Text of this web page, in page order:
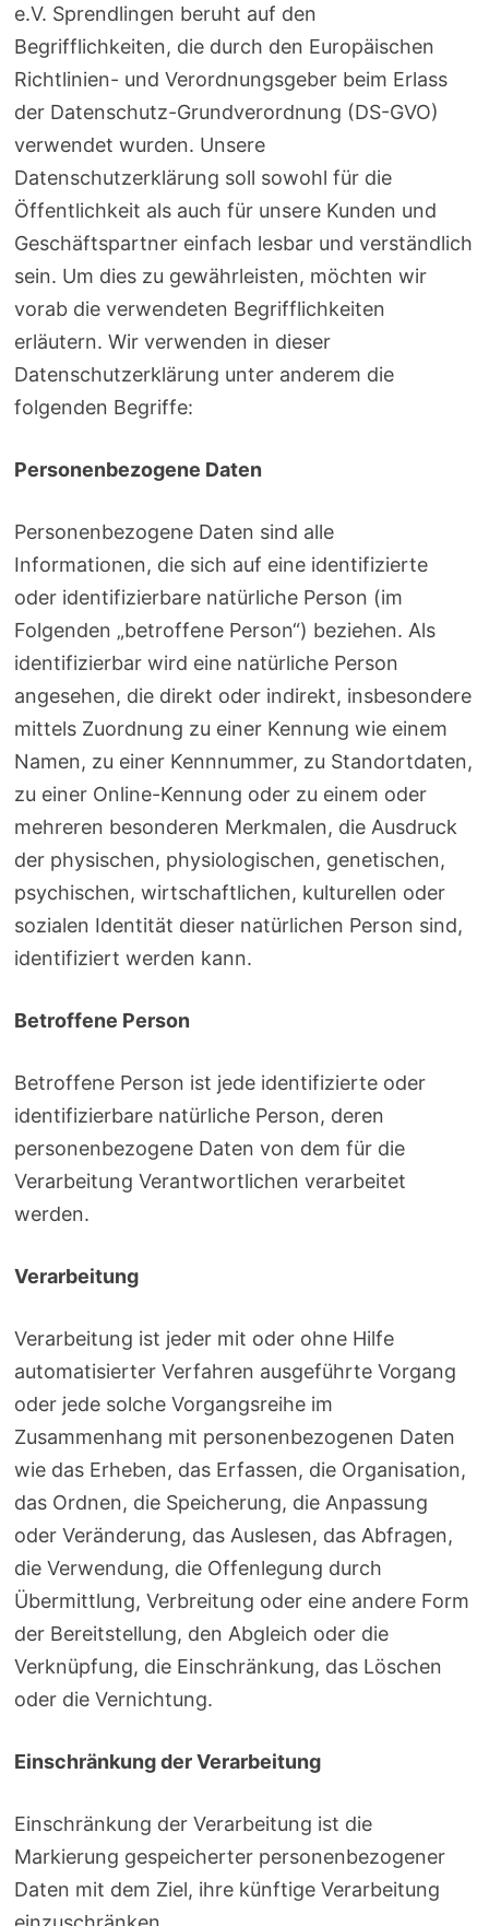
e.V. Sprendlingen beruht auf den
Begrifflichkeiten, die durch den Europäischen
Richtlinien- und Verordnungsgeber beim Erlass
der Datenschutz-Grundverordnung (DS-GVO)
verwendet wurden. Unsere
Datenschutzerklärung soll sowohl für die
Öffentlichkeit als auch für unsere Kunden und
Geschäftspartner einfach lesbar und verständlich
sein. Um dies zu gewährleisten, möchten wir
vorab die verwendeten Begrifflichkeiten
erläutern. Wir verwenden in dieser
Datenschutzerklärung unter anderem die
folgenden Begriffe:
Personenbezogene Daten
Personenbezogene Daten sind alle
Informationen, die sich auf eine identifizierte
oder identifizierbare natürliche Person (im
Folgenden „betroffene Person“) beziehen. Als
identifizierbar wird eine natürliche Person
angesehen, die direkt oder indirekt, insbesondere
mittels Zuordnung zu einer Kennung wie einem
Namen, zu einer Kennnummer, zu Standortdaten,
zu einer Online-Kennung oder zu einem oder
mehreren besonderen Merkmalen, die Ausdruck
der physischen, physiologischen, genetischen,
psychischen, wirtschaftlichen, kulturellen oder
sozialen Identität dieser natürlichen Person sind,
identifiziert werden kann.
Betroffene Person
Betroffene Person ist jede identifizierte oder
identifizierbare natürliche Person, deren
personenbezogene Daten von dem für die
Verarbeitung Verantwortlichen verarbeitet
werden.
Verarbeitung
Verarbeitung ist jeder mit oder ohne Hilfe
automatisierter Verfahren ausgeführte Vorgang
oder jede solche Vorgangsreihe im
Zusammenhang mit personenbezogenen Daten
wie das Erheben, das Erfassen, die Organisation,
das Ordnen, die Speicherung, die Anpassung
oder Veränderung, das Auslesen, das Abfragen,
die Verwendung, die Offenlegung durch
Übermittlung, Verbreitung oder eine andere Form
der Bereitstellung, den Abgleich oder die
Verknüpfung, die Einschränkung, das Löschen
oder die Vernichtung.
Einschränkung der Verarbeitung
Einschränkung der Verarbeitung ist die
Markierung gespeicherter personenbezogener
Daten mit dem Ziel, ihre künftige Verarbeitung